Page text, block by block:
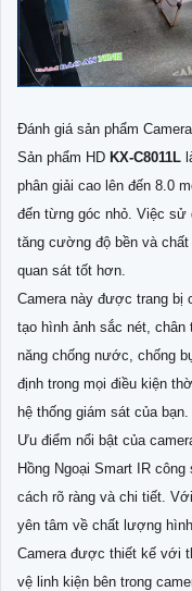
Đánh giá sản phẩm
Sản phẩm HD KX-C8011L
phân giải cao lên đến 8.0
đến từng góc nhỏ. Việc sử
tăng cường độ bền và
quan sát tốt hơn.
Camera này được trang bị
tạo hình ảnh sắc nét,
năng chống nước, chống
định trong mọi điều kiện
hệ thống giám sát của bạn.
Ưu điểm nổi bật của
Hồng Ngoại Smart IR
cách rõ ràng và chi tiết.
yên tâm về chất lượng
Camera được thiết kế với
vệ linh kiện bên trong